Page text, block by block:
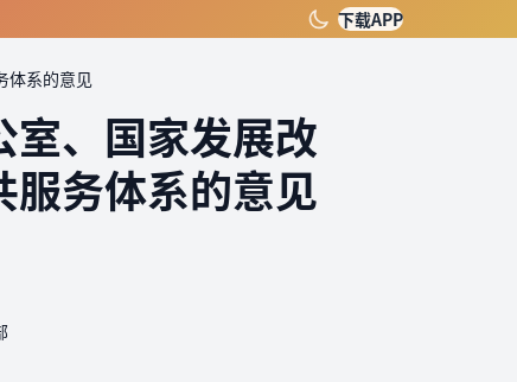
下载APP
体系的意见
、国家发展改
务体系的意见